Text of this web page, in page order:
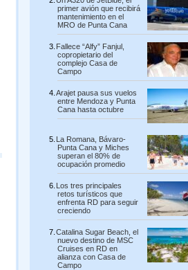
primer avión que recibirá
mantenimiento en el
MRO de Punta Cana
Fallece “Alfy” Fanjul,
copropietario del
complejo Casa de
Campo
Arajet pausa sus vuelos
entre Mendoza y Punta
Cana hasta octubre
La Romana, Bávaro-
Punta Cana y Miches
superan el 80% de
ocupación promedio
Los tres principales
retos turísticos que
enfrenta RD para seguir
creciendo
Catalina Sugar Beach, el
nuevo destino de MSC
Cruises en RD en
alianza con Casa de
Campo